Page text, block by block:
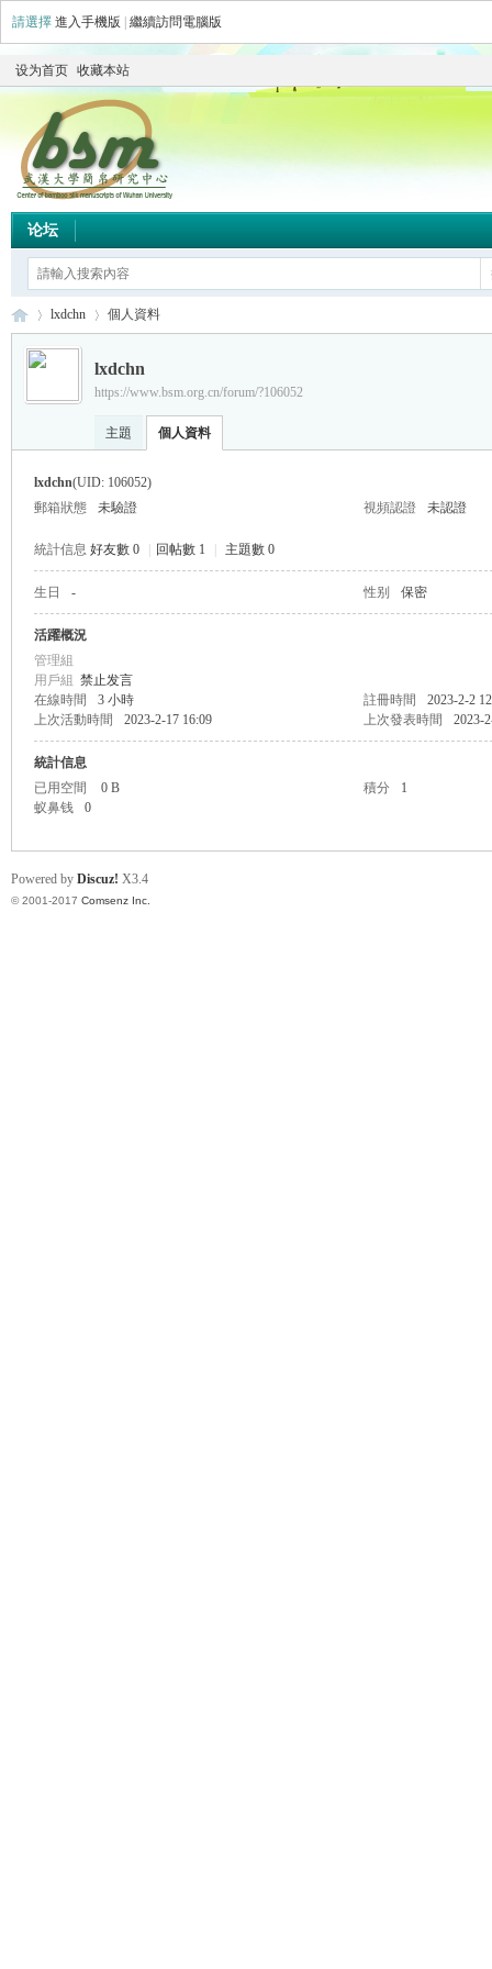
請選擇 進入手機版 繼續訪問電腦版
设为首页 收藏本站
论坛
网
›
lxdchn 個人資料
lxdchn
https://www.bsm.org.cn/forum/?106052
主題 個人資料
lxdchn(UID: 106052)
郵箱狀態
未驗證 視頻認證 未認證
統計信息 好友數 0 回帖數 1 主題數 0
生日 - 性别 保密
活躍概況
管理組
用戶組 禁止发言
在線時間
3 小時 註冊時間
2023-2-2
上次活動時間
2023-2-17 16:09 上次發表時間 2023-
統計信息
已用空間
0 B 積分
1
蚁鼻钱
0
Powered by Discuz! X3.4
© 2001-2017 Comsenz Inc.